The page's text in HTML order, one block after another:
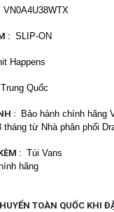
VN0A4U38WTX
: SLIP-ON
Happens
Trung Quốc
:
Bảo hành chính hãng
tháng từ Nhà phân phối
: Túi Vans
hãng
TOÀN QUỐC KHI